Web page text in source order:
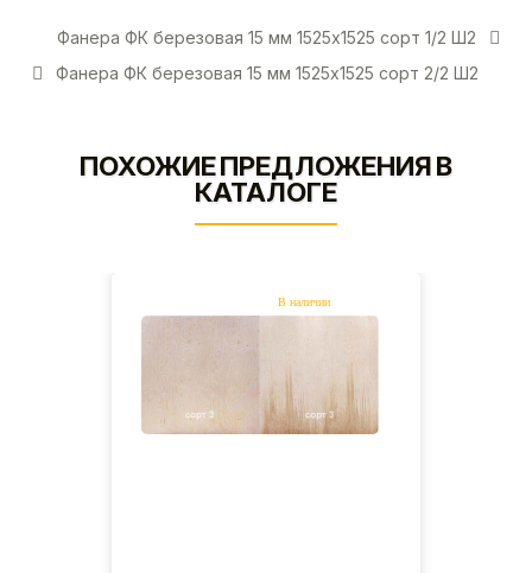
Фанера ФК березовая 15 мм 1525х1525 сорт 1/2 Ш2
Фанера ФК березовая 15 мм 1525х1525 сорт 2/2 Ш2
ПОХОЖИЕ ПРЕДЛОЖЕНИЯ В
КАТАЛОГЕ